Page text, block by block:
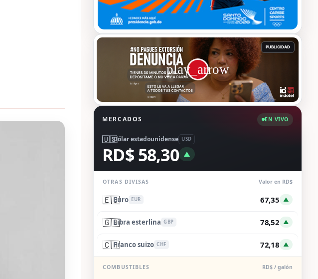
MERCADOS EN VIVO
🇺🇸Dólar estadounidense USD
RD$ 58,30 ▲
OTRAS DIVISAS Valor en RD$
🇪🇺Euro EUR 67,35 ▲
🇬🇧Libra esterlina GBP 78,52 ▲
🇨🇭Franco suizo CHF 72,18 ▲
COMBUSTIBLES RD$ / galón